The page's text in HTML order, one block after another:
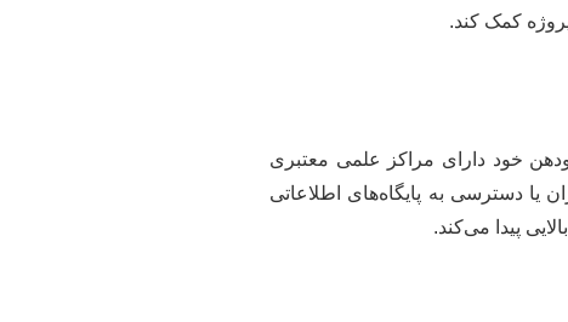
کمک کند.
خود دارای مراکز علمی معتبری
یا دسترسی به پایگاه‌های اطلاعاتی
پیدا می‌کند.